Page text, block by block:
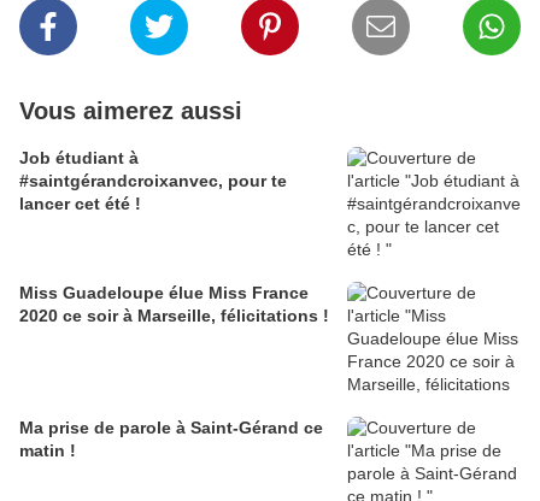
Vous aimerez aussi
Job étudiant à
#saintgérandcroixanvec, pour te
lancer cet été !
Miss Guadeloupe élue Miss France
2020 ce soir à Marseille, félicitations !
Ma prise de parole à Saint-Gérand ce
matin !